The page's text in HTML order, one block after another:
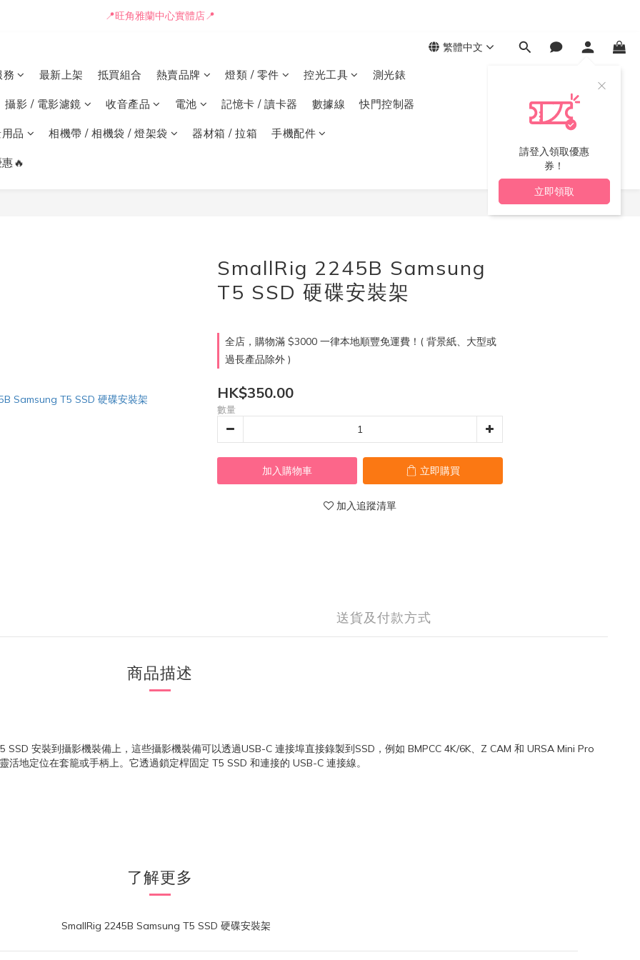
📒🖋️報價單 / 採購表格🖋️📒
📍旺角雅蘭中心實體店📍
📒🖋️報價單 / 採購表格🖋️📒
繁體中文
請登入領取優惠
券！
立即領取
最新上架 抵買組合 熱賣品牌 燈類 / 零件 控光工具 測光錶
攝影 / 電影濾鏡 收音產品 電池 記憶卡 / 讀卡器 數據線 快門控制器
品 相機帶 / 相機袋 / 燈架袋 器材箱 / 拉箱 手機配件
🔥
SmallRig 2245B Samsung
T5 SSD 硬碟安裝架
全店，購物滿 $3000 一律本地順豐免運費！( 背景紙、大型或
過長產品除外 )
HK$350.00
數量
加入購物車 立即購買
加入追蹤清單
送貨及付款方式
商品描述
安裝到攝影機裝備上，這些攝影機裝備可以透過USB-C 連接埠直接錄製到SSD，例如 BMPCC 4K/6K、Z CAM 和 URSA Mini Pro
地定位在套籠或手柄上。它透過鎖定桿固定 T5 SSD 和連接的 USB-C 連接線。
了解更多
立即購買